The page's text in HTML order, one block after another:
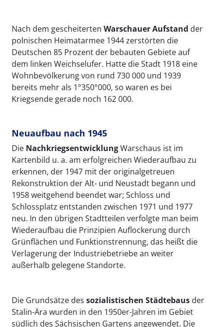
Nach dem gescheiterten Warschauer Aufstand der
polnischen Heimatarmee 1944 zerstörten die
Deutschen 85 Prozent der bebauten Gebiete auf
dem linken Weichselufer. Hatte die Stadt 1918 eine
Wohnbevölkerung von rund 730 000 und 1939
bereits mehr als 1°350°000, so waren es bei
Kriegsende gerade noch 162 000.
Neuaufbau nach 1945
Die NachkriegsentwicklungWarschaus ist im
Kartenbild u. a. am erfolgreichen Wiederaufbau zu
erkennen, der 1947 mit der originalgetreuen
Rekonstruktion der Alt- und Neustadt begann und
1958 weitgehend beendet war; Schloss und
Schlossplatz entstanden zwischen 1971 und 1977
neu. In den übrigen Stadtteilen verfolgte man beim
Wiederaufbau die Prinzipien Auflockerung durch
Grünflächen und Funktionstrennung, das heißt die
Verlagerung der Industriebetriebe an weiter
außerhalb gelegene Standorte.
Die Grundsätze des sozialistischen Städtebaus der
Stalin-Ära wurden in den 1950er-Jahren im Gebiet
südlich des Sächsischen Gartens angewendet. Die